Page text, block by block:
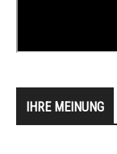
IHRE MEINUNG